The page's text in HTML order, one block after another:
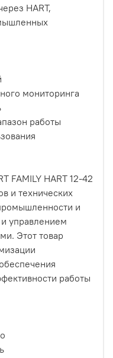
HART,
мониторинга
работы
FAMILY HART 12-42
и технических
и
управлением
Этот товар
работы